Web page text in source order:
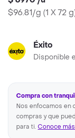
$96.81/g (1 X 72 g
Éxito
Disponible
Compra con
Nos enfocamos
compras y que
para ti. Conoce